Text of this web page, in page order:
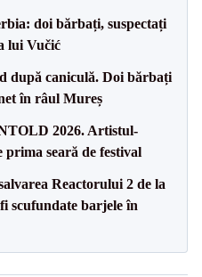
doi bărbați, suspectați
lui Vučić
după caniculă. Doi bărbați
în râul Mureș
2026. Artistul-
prima seară de festival
Reactorului 2 de la
scufundate barjele în